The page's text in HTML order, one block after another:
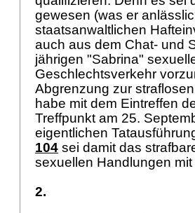
gewesen (was er
staatsanwaltlichen
auch aus dem Chat- und
jährigen "Sabrina"
Geschlechtsverkehr
Abgrenzung zur
habe mit dem Eintreffen
Treffpunkt am 25.
eigentlichen
104 sei damit das
sexuellen Handlungen
2.